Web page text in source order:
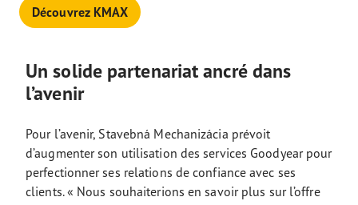
Découvrez KMAX
Un solide partenariat ancré dans
l’avenir
Pour l’avenir, Stavebná Mechanizácia prévoit
d’augmenter son utilisation des services Goodyear pour
perfectionner ses relations de confiance avec ses
clients. « Nous souhaiterions en savoir plus sur l’offre